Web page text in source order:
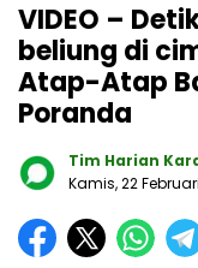
VIDEO –
beliung di
Atap-Atap
Poranda
Tim Harian
Kamis, 22